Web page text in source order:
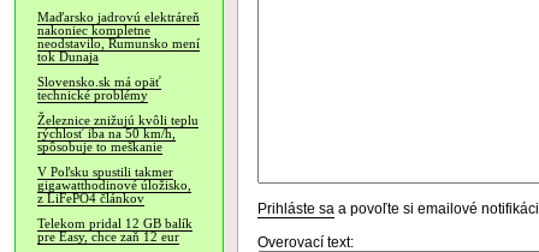
Maďarsko jadrovú elektráreň
nakoniec kompletne
neodstavilo, Rumunsko mení
tok Dunaja
Slovensko.sk má opäť
technické problémy
Železnice znižujú kvôli teplu
rýchlosť iba na 50 km/h,
spôsobuje to meškanie
V Poľsku spustili takmer
gigawatthodinové úložisko,
z LiFePO4 článkov
Telekom pridal 12 GB balík
pre Easy, chce zaň 12 eur
Prihláste sa a povoľte si emailové
Overovací text: